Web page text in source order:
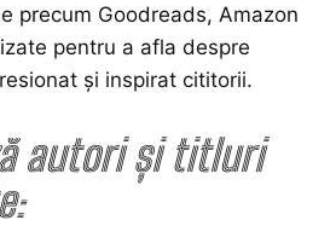
precum Goodreads, Amazon
pentru a afla despre
și inspirat cititorii.
autori și titluri